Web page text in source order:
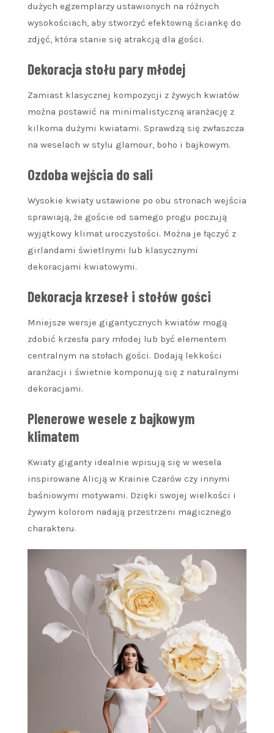
dużych egzemplarzy ustawionych na różnych
wysokościach, aby stworzyć efektowną ściankę do
zdjęć, która stanie się atrakcją dla gości.
Dekoracja stołu pary młodej
Zamiast klasycznej kompozycji z żywych kwiatów
można postawić na minimalistyczną aranżację z
kilkoma dużymi kwiatami. Sprawdzą się zwłaszcza
na weselach w stylu glamour, boho i bajkowym.
Ozdoba wejścia do sali
Wysokie kwiaty ustawione po obu stronach wejścia
sprawiają, że goście od samego progu poczują
wyjątkowy klimat uroczystości. Można je łączyć z
girlandami świetlnymi lub klasycznymi
dekoracjami kwiatowymi.
Dekoracja krzeseł i stołów gości
Mniejsze wersje gigantycznych kwiatów mogą
zdobić krzesła pary młodej lub być elementem
centralnym na stołach gości. Dodają lekkości
aranżacji i świetnie komponują się z naturalnymi
dekoracjami.
Plenerowe wesele z bajkowym
klimatem
Kwiaty giganty idealnie wpisują się w wesela
inspirowane Alicją w Krainie Czarów czy innymi
baśniowymi motywami. Dzięki swojej wielkości i
żywym kolorom nadają przestrzeni magicznego
charakteru.